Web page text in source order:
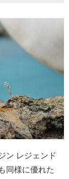
ン レジェンド
同様に優れた